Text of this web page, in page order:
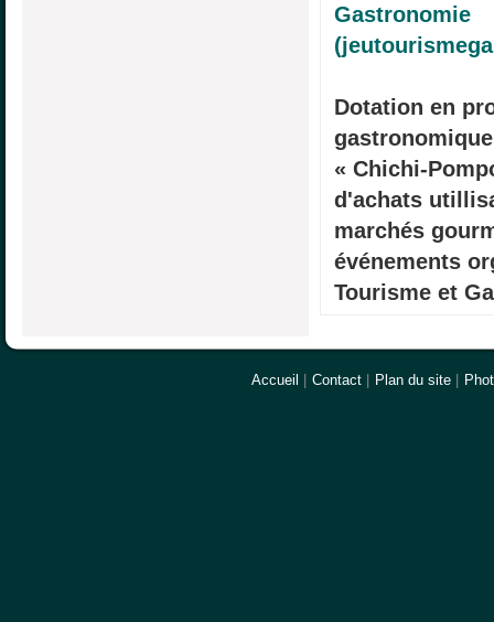
Gastronomie
Dotation en
« Chichi-
d'achats
marchés
événements
Tourisme et
Accueil Contact Plan du site